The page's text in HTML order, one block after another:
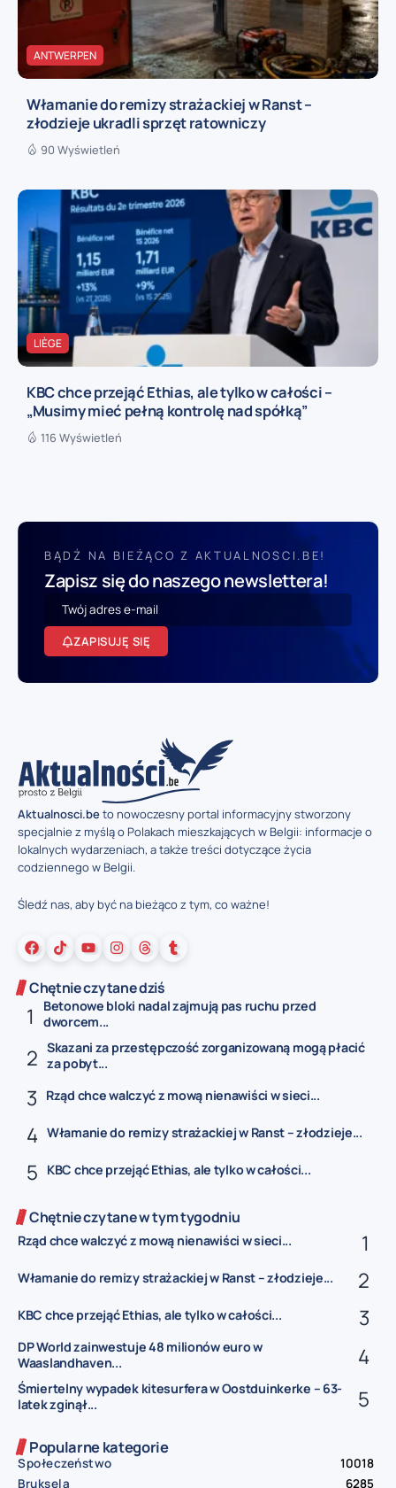
ANTWERPEN
Włamanie do remizy strażackiej w Ranst –
złodzieje ukradli sprzęt ratowniczy
90 Wyświetleń
LIÈGE
KBC chce przejąć Ethias, ale tylko w całości –
„Musimy mieć pełną kontrolę nad spółką”
116 Wyświetleń
BĄDŹ NA BIEŻĄCO Z AKTUALNOSCI.BE!
Zapisz się do naszego newslettera!
ZAPISUJĘ SIĘ
Aktualnosci.beto nowoczesny portal informacyjny stworzony
specjalnie z myślą o Polakach mieszkających w Belgii: informacje o
lokalnych wydarzeniach, a także treści dotyczące życia
codziennego w Belgii.
Śledź nas, aby być na bieżąco z tym, co ważne!
Chętnie czytane dziś
Betonowe bloki nadal zajmują pas ruchu przed
dworcem...
Skazani za przestępczość zorganizowaną mogą płacić
za pobyt...
Rząd chce walczyć z mową nienawiści w sieci...
Włamanie do remizy strażackiej w Ranst – złodzieje...
KBC chce przejąć Ethias, ale tylko w całości...
Chętnie czytane w tym tygodniu
Rząd chce walczyć z mową nienawiści w sieci...
Włamanie do remizy strażackiej w Ranst – złodzieje...
KBC chce przejąć Ethias, ale tylko w całości...
DP World zainwestuje 48 milionów euro w
Waaslandhaven...
Śmiertelny wypadek kitesurfera w Oostduinkerke – 63-
latek zginął...
Popularne kategorie
Społeczeństwo
10018
Bruksela
6285